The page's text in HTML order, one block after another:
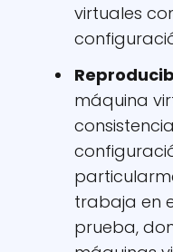
virtuales
máquina
trabaja en
prueba,